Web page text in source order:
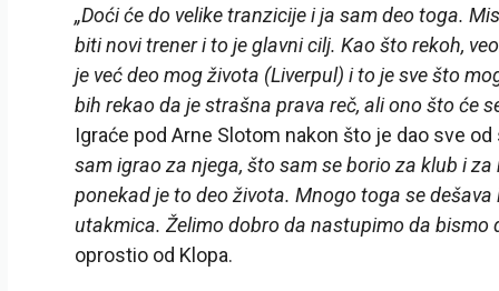
„Doći će do velike tranzicije i ja sam deo toga.
biti novi trener i to je glavni cilj. Kao što rekoh,
je već deo mog života (Liverpul) i to je sve što
bih rekao da je strašna prava reč, ali ono što će
Igraće pod Arne Slotom nakon što je dao sve
sam igrao za njega, što sam se borio za klub i
ponekad je to deo života. Mnogo toga se
utakmica. Želimo dobro da nastupimo da bismo
oprostio od Klopa.